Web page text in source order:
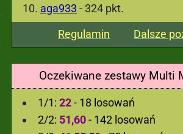
aga933 - 324 pkt.
Regulamin
Dalsze
Oczekiwane zestawy Multi
1/1: 22- 18 losowań
2/2: 51,60- 142 losowań